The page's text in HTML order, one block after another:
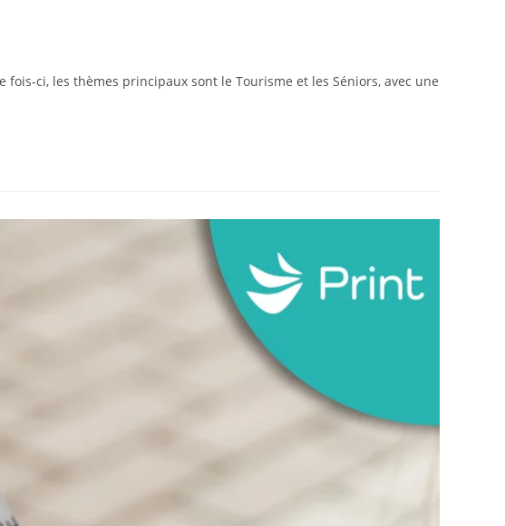
ci, les thèmes principaux sont le Tourisme et les Séniors, avec une